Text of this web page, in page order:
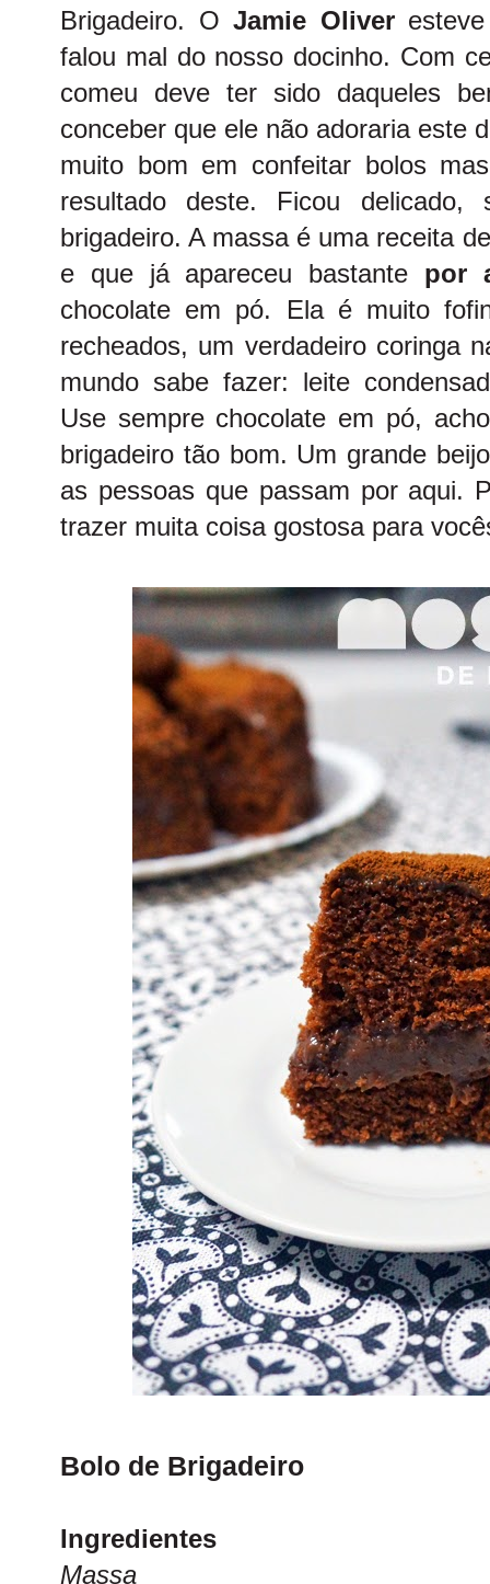
Brigadeiro. OJamie Oliveresteve
falou mal do nosso docinho. Com
comeu deve ter sido daqueles
conceber que ele não adoraria este
muito bom em confeitar bolos
resultado deste. Ficou
brigadeiro. A massa é uma receita
e que já apareceu bastante por
chocolate em pó. Ela é muito
recheados, um verdadeiro coringa
mundo sabe fazer: leite
Use sempre chocolate em pó,
brigadeiro tão bom. Um grande
as pessoas que passam por aqui.
trazer muita coisa gostosa para
Bolo de Brigadeiro
Ingredientes
Massa